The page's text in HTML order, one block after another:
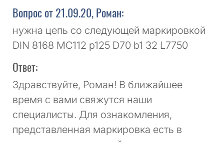
Вопрос от 21.09.20, Роман:
нужна цепь со следующей маркировкой
DIN 8168 MC112 p125 D70 b1 32 L7750
Ответ:
Здравствуйте, Роман! В ближайшее
время с вами свяжутся наши
специалисты. Для ознакомления,
представленная маркировка есть в